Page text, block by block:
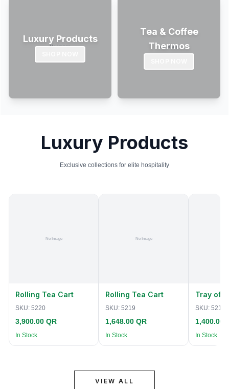
Luxury Products
Tea & Coffee
Thermos
Luxury Products
Exclusive collections for elite hospitality
Rolling Tea Cart
SKU: 5220
3,900.00 QR
In Stock
Rolling Tea Cart
SKU: 5219
1,648.00 QR
In Stock
Tray of
SKU: 5218
1,400.00
In Stock
VIEW ALL